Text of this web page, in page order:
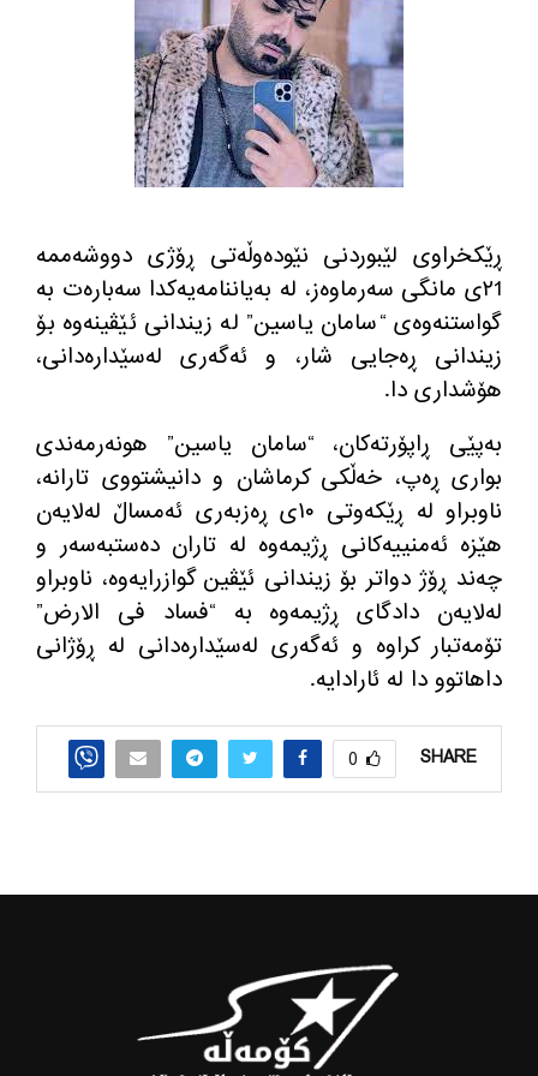
ڕێکخراوی لێبوردنی نێودەوڵەتی ڕۆژی دووشەممە
٢1ی مانگی سه‌رماوه‌ز، لە بەیاننامەیەکدا سەبارەت بە
گواستنەوەی “سامان یاسین” لە زیندانی ئێڤینه‌وه‌ بۆ
زیندانی ڕەجایی شار، و ئەگەری لەسێدارەدانی،
هۆشداری دا.
به‌پێی ڕاپۆرته‌كان، “سامان یاسین” هونه‌رمه‌ندی
بواری ڕه‌پ، خەڵکی کرماشان و دانیشتووی تارانه‌،
ناوبراو له‌ ڕێکەوتی ١٠ی ڕەزبەری ئه‌مساڵ لەلایەن
هێزە ئه‌منییه‌كانی ڕژیمه‌وه‌ لە تاران دەستبەسەر و
چەند ڕۆژ دواتر بۆ زیندانی ئێڤین گوازرایەوە، ناوبراو
له‌لایه‌ن دادگای ڕژیمه‌وه‌ به‌ “فساد فی الارض”
تۆمه‌تبار كراوه‌ و ئه‌گه‌ری له‌سێداره‌دانی له‌ ڕۆژانی
داهاتوو دا له‌ ئارادایه‌.
SHARE
0